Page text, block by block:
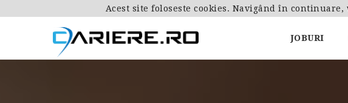
JOBURI
Acest site foloseste cookies. Navigând în